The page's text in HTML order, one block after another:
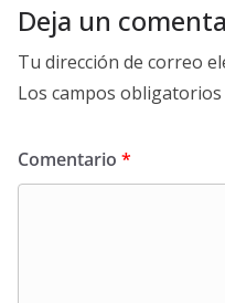
Deja un
Tu dirección de correo
Los campos
Comentario *